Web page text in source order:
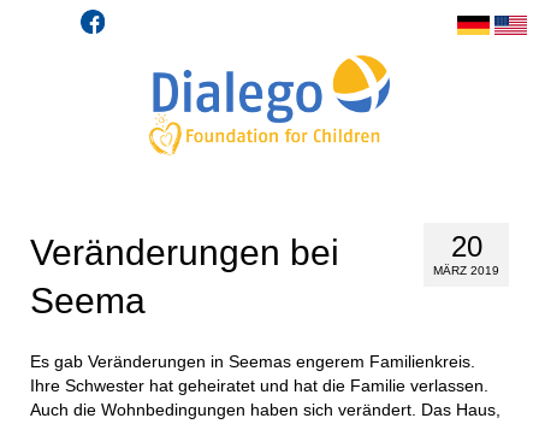
20
MÄRZ 2019
Veränderungen bei
Seema
Es gab Veränderungen in Seemas engerem Familienkreis.
Ihre Schwester hat geheiratet und hat die Familie verlassen.
Auch die Wohnbedingungen haben sich verändert. Das Haus,